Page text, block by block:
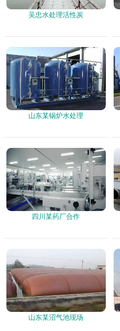
吴忠水处理活性炭
山东某锅炉水处理
四川某药厂合作
山东某沼气池现场